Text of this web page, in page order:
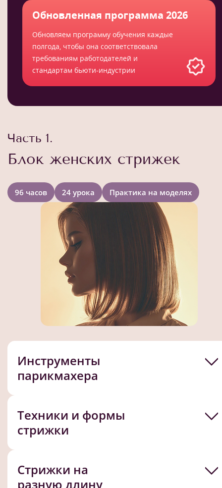
Обновленная программа 2026
Обновляем программу обучения каждые
полгода, чтобы она соответствовала
требованиям работодателей и
стандартам бьюти-индустрии
Часть 1.
Блок женских стрижек
96 часов 24 урока Практика на моделях
Инструменты
парикмахера
Техники и формы
стрижки
Стрижки на
разную длину